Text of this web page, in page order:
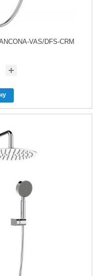
VAS/DFS-CRM